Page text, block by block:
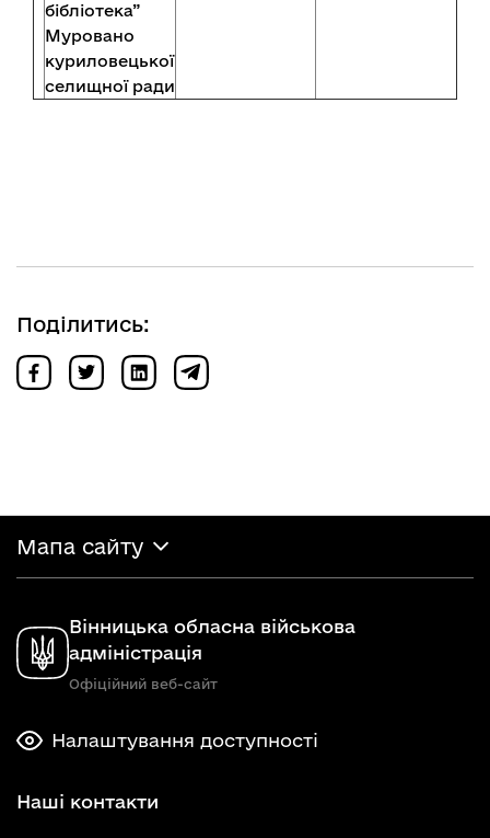
бібліотека”
Муровано
куриловецької
селищної ради
Поділитись:
Мапа сайту
Вінницька обласна військова
адміністрація
Офіційний веб-сайт
Налаштування доступності
Наші контакти